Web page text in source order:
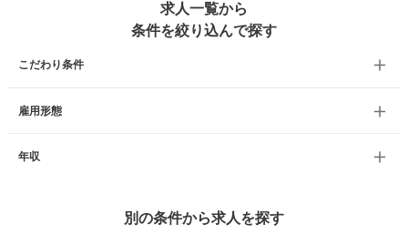
求人一覧から
条件を絞り込んで探す
こだわり条件
雇用形態
年収
別の条件から求人を探す